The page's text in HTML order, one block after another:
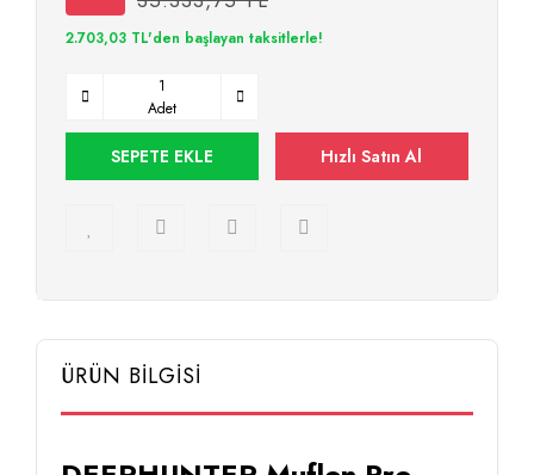
2.703,03 TL'den başlayan taksitlerle!
Adet
SEPETE EKLE Hızlı Satın Al
ÜRÜN BİLGİSİ